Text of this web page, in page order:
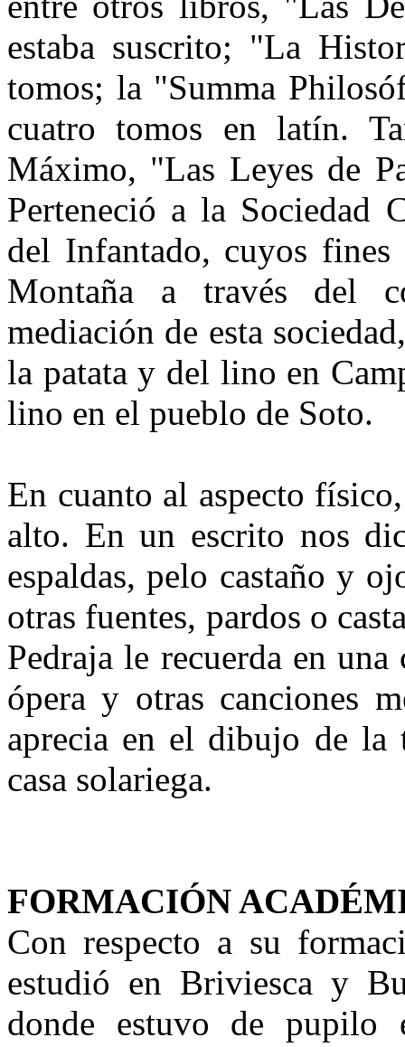
estaba suscrito; "La
tomos; la "Summa
cuatro tomos en la­tín.
Máximo, "Las Leyes de
Perteneció a la Sociedad
del Infantado, cuyos fines
Montaña a través del
mediación de esta
la patata y del lino en
lino en el pueblo de Soto.
En cuanto al aspecto
alto. En un escrito nos
espal­das, pelo castaño y
otras fuentes, pardos o
Pedraja le recuerda en
ópera y otras canciones
aprecia en el dibujo de
casa solariega.
FORMACIÓN
Con respecto a su
estudió en Briviesca y
donde estuvo de pupilo